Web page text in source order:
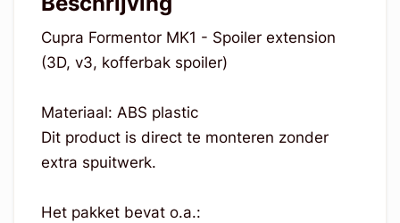
Cupra Formentor MK1 - Spoiler extension
(3D, v3, kofferbak spoiler)
Materiaal: ABS plastic
Dit product is direct te monteren zonder
extra spuitwerk.
Het pakket bevat o.a.: